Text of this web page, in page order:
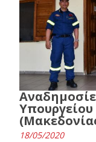
18/05/2020